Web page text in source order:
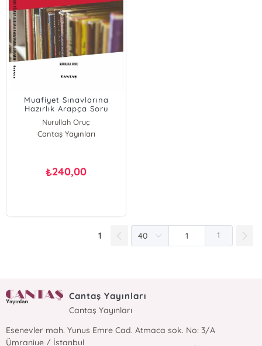
Muafiyet Sınavlarına
Hazırlık Arapça Soru
Bankası 10 Deneme
Nurullah Oruç
Cantaş Yayınları
₺240,00
1 1
Cantaş Yayınları
Cantaş Yayınları
Esenevler mah. Yunus Emre Cad. Atmaca sok. No: 3/A
Ümraniye / İstanbul